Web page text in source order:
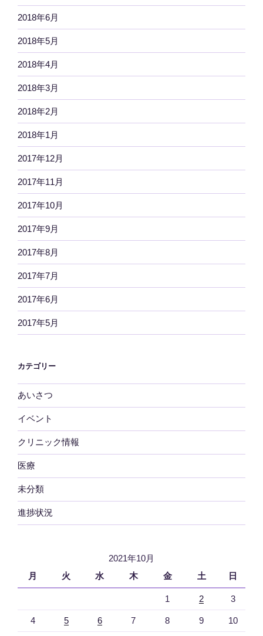
2018年6月
2018年5月
2018年4月
2018年3月
2018年2月
2018年1月
2017年12月
2017年11月
2017年10月
2017年9月
2017年8月
2017年7月
2017年6月
2017年5月
カテゴリー
あいさつ
イベント
クリニック情報
医療
未分類
進捗状況
2021年10月
月
火 水 木 金 土 日
1 2 3
4 5 6 7 8 9 10